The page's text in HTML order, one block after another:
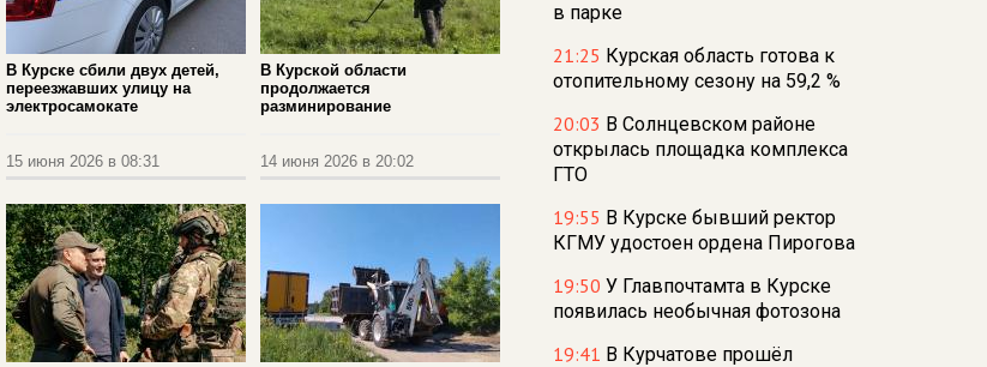
В Курске сбили двух детей,
переезжавших улицу на
электросамокате
15 июня 2026 в 08:31
В Курской области
продолжается
разминирование
14 июня 2026 в 20:02
в парке
21:25 Курская область готова к
отопительному сезону на 59,2 %
20:03 В Солнцевском районе
открылась площадка комплекса
ГТО
19:55 В Курске бывший ректор
КГМУ удостоен ордена Пирогова
19:50 У Главпочтамта в Курске
появилась необычная фотозона
19:41 В Курчатове прошёл